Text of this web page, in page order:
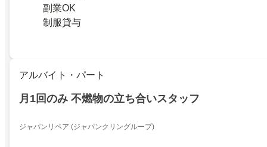
副業OK
制服貸与
アルバイト・パート
月1回のみ 不燃物の立ち合いスタッフ
ジャパンリペア (ジャパンクリングループ)